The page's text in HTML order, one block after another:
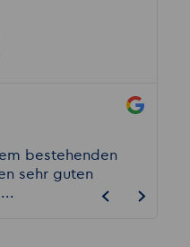
bestehenden
sehr guten